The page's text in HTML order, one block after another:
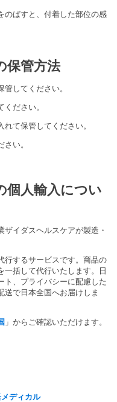
のばすと、付着した部位の感
保管方法
してください。
ださい。
て保管してください。
い。
人輸入につい
イダスヘルスケアが製造・
行するサービスです。 商品の
一括して代行いたします。
日
、 プライバシーに配慮した
送で日本全国へお届けしま
」 からご確認いただけます。
ディカル